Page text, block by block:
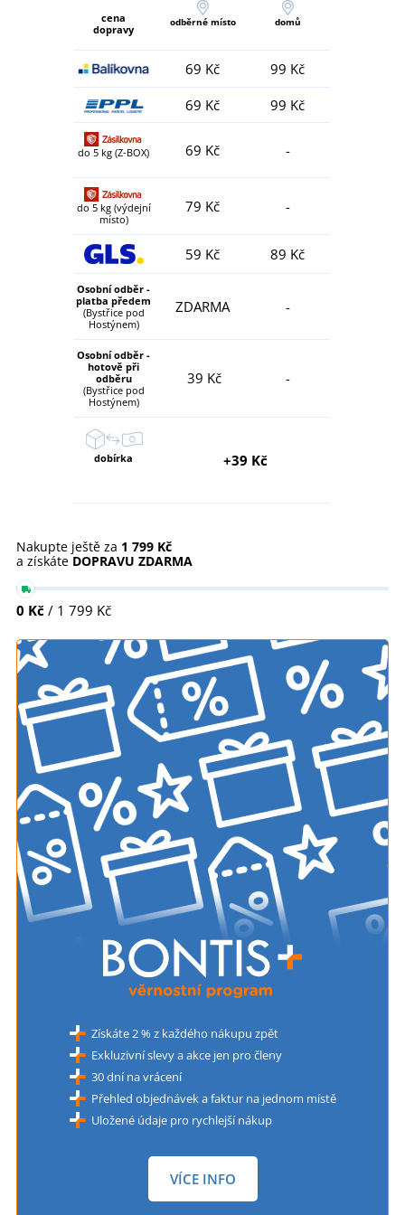
cena
dopravy
odběrné místo domů
69 Kč
99 Kč
69 Kč
99 Kč
do 5 kg (Z-BOX) 69 Kč -
do 5 kg (výdejní
místo)
79 Kč -
59 Kč 89 Kč
Osobní odběr -
platba předem
(Bystřice pod
Hostýnem)
ZDARMA -
Osobní odběr -
hotově při
odběru
(Bystřice pod
Hostýnem)
39 Kč -
dobírka +39 Kč
Nakupte ještě za 1 799 Kč
a získáte DOPRAVU ZDARMA
0 Kč / 1 799 Kč
Získáte 2 % z každého nákupu zpět
Exkluzivní slevy a akce jen pro členy
30 dní na vrácení
Přehled objednávek a faktur na jednom místě
Uložené údaje pro rychlejší nákup
VÍCE INFO